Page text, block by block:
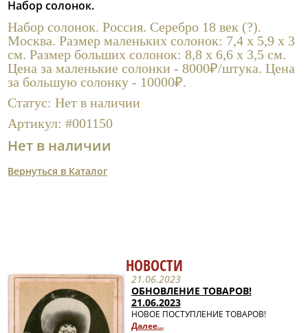
Полезные ссылки
Набор солонок.
Набор солонок. Россия. Серебро 18 век (?).
Москва. Размер маленьких солонок: 7,4 х 5,9 х 3
см. Размер больших солонок: 8,8 х 6,6 х 3,5 см.
Цена за маленькие солонки - 8000₽/штука. Цена
за большую солонку - 10000₽.
Статус:Нет в наличии
Артикул:#001150
Нет в наличии
Вернуться в Каталог
НОВОСТИ
21.06.2023
ОБНОВЛЕНИЕ ТОВАРОВ!
21.06.2023
НОВОЕ ПОСТУПЛЕНИЕ ТОВАРОВ!
Далее...